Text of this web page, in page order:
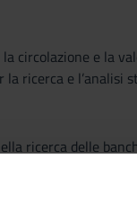
circolazione e la
ricerca e l’analisi
ricerca delle